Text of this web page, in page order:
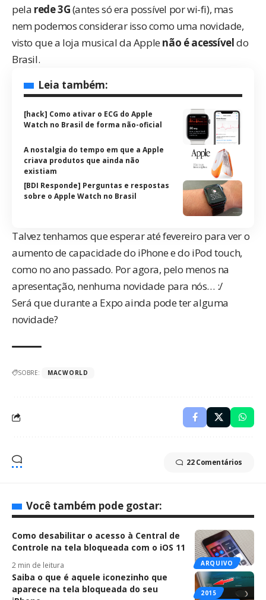
pela rede 3G(antes só era possível por wi-fi), mas
nem podemos considerar isso como uma novidade,
visto que a loja musical da Apple não é acessíveldo
Brasil.
Leia também:
[hack] Como ativar o ECG do Apple
Watch no Brasil de forma não-oficial
A nostalgia do tempo em que a Apple
criava produtos que ainda não
existiam
[BDI Responde] Perguntas e respostas
sobre o Apple Watch no Brasil
Talvez tenhamos que esperar até fevereiro para ver o
aumento de capacidade do iPhone e do iPod touch,
como noano passado. Por agora, pelo menos na
apresentação, nenhuma novidade para nós… :/
Será que durante a Expo ainda pode ter alguma
novidade?
SOBRE: MACWORLD
22 Comentários
Você também pode gostar:
ARQUIVO
Como desabilitar o acesso à Central de
Controle na tela bloqueada com o iOS 11
2 min de leitura
2015
Saiba o que é aquele iconezinho que
aparece na tela bloqueada do seu